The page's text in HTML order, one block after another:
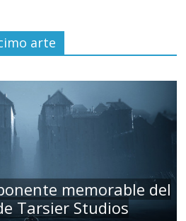
arte
memorable del
Tarsier Studios